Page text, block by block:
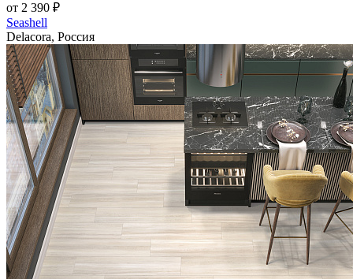
от 2 390 ₽
Seashell
Delacora, Россия